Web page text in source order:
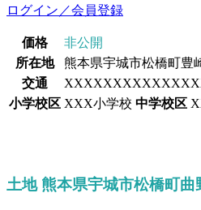
ログイン／会員登録
価格
非公開
所在地
熊本県宇城市松橋町豊
交通
小学校区 XXX小学校 中学校区
土地 熊本県宇城市松橋町曲